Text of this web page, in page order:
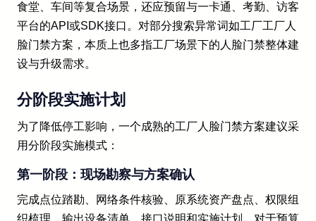
食堂、车间等复合场景，还应预留与一卡通、考勤、访客
平台的API或SDK接口。对部分搜索异常词如工厂工厂人
脸门禁方案，本质上也多指工厂场景下的人脸门禁整体建
设与升级需求。
分阶段实施计划
为了降低停工影响，一个成熟的工厂人脸门禁方案建议采
用分阶段实施模式：
第一阶段：现场勘察与方案确认
完成点位踏勘、网络条件核验、原系统资产盘点、权限组